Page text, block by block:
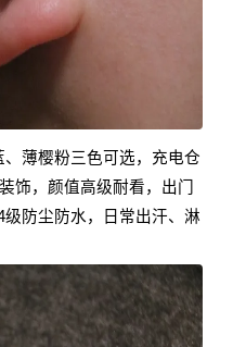
薄樱粉三色可选，充电仓
饰，颜值高级耐看，出门
防尘防水，日常出汗、淋